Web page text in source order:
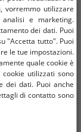
felici di
entro 24 ore dal
vorremmo utilizzare
e marketing.
dei dati. Puoi
"Accetta tutto". Puoi
le tue impostazioni.
quale cookie è
utilizzati sono
dei dati. Puoi anche
di contatto sono